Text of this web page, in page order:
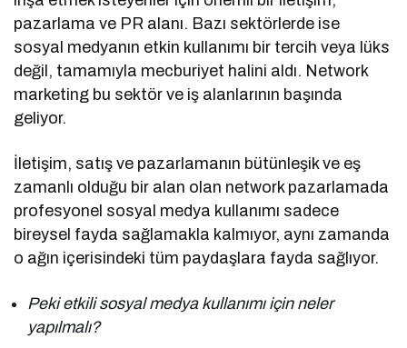
pazarlama ve PR alanı. Bazı sektörlerde ise
sosyal medyanın etkin kullanımı bir tercih veya lüks
değil, tamamıyla mecburiyet halini aldı. Network
marketing bu sektör ve iş alanlarının başında
geliyor.
İletişim, satış ve pazarlamanın bütünleşik ve eş
zamanlı olduğu bir alan olan network pazarlamada
profesyonel sosyal medya kullanımı sadece
bireysel fayda sağlamakla kalmıyor, aynı zamanda
o ağın içerisindeki tüm paydaşlara fayda sağlıyor.
Peki etkili sosyal medya kullanımı için neler
yapılmalı?